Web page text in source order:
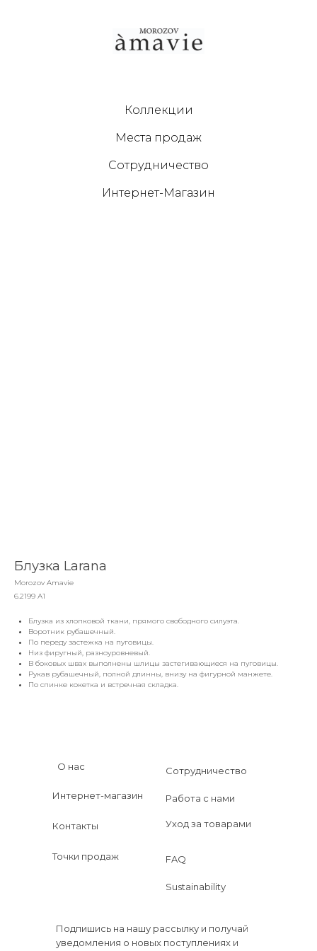
Коллекции
Места продаж
Сотрудничество
Интернет-Магазин
Блузка Larana
Morozov Amavie
6.2199 А1
Блузка из хлопковой ткани, прямого свободного силуэта.
Воротник рубашечный.
По переду застежка на пуговицы.
Низ фиругный, разноуровневый.
В боковых швах выполнены шлицы застегивающиеся на пуговицы.
Рукав рубашечный, полной длинны, внизу на фигурной манжете.
По спинке кокетка и встречная складка.
Уход за товарами
Контакты
Подпишись на нашу рассылку и получай
уведомления о новых поступлениях и
О нас
FAQ
Sustainability
Сотрудничество
Работа с нами
Точки продаж
Интернет-магазин